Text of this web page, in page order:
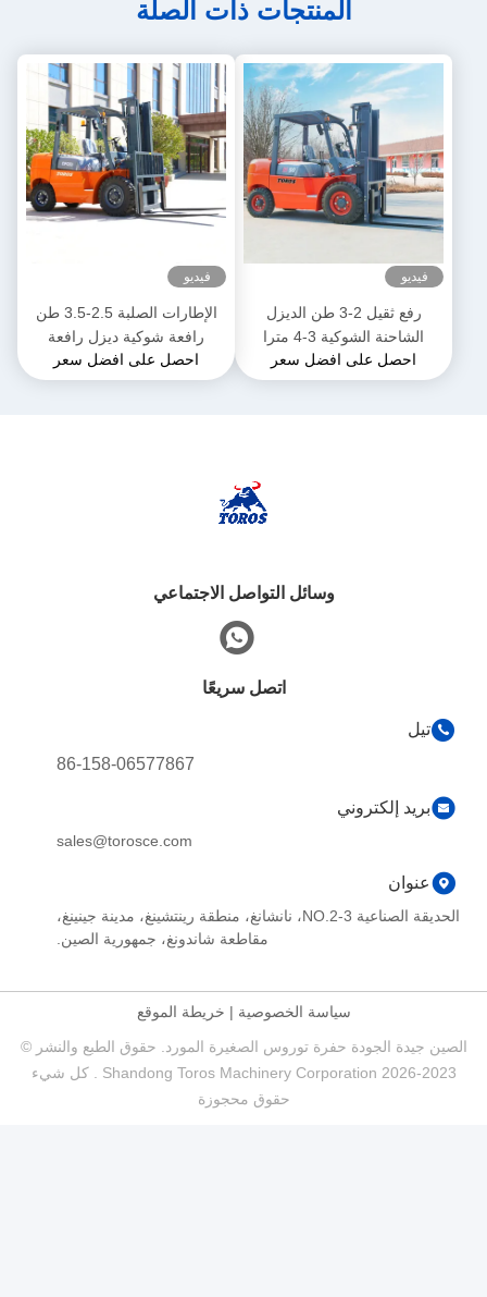
المنتجات ذات الصلة
فيديو
رفع ثقيل 2-3 طن الديزل
الشاحنة الشوكية 3-4 مترا
الطول العام
احصل على افضل سعر
فيديو
الإطارات الصلبة 2.5-3.5 طن
رافعة شوكية ديزل رافعة
شوكية ثقيلة للمستودع
احصل على افضل سعر
وسائل التواصل الاجتماعي
اتصل سريعًا
تيل
86-158-06577867
بريد إلكتروني
sales@torosce.com
عنوان
الحديقة الصناعية NO.2-3، نانشانغ، منطقة رينتشينغ، مدينة جينينغ،
مقاطعة شاندونغ، جمهورية الصين.
سياسة الخصوصية|خريطة الموقع
الصين جيدة الجودة حفرة توروس الصغيرة المورد. حقوق الطبع والنشر ©
2023-2026 Shandong Toros Machinery Corporation . كل شيء
حقوق محجوزة